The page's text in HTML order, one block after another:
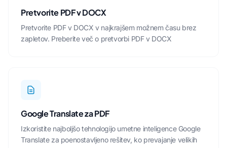
Pretvorite PDF v DOCX
Pretvorite PDF v DOCX v najkrajšem možnem času brez
zapletov. Preberite več o pretvorbi PDF v DOCX
Google Translate za PDF
Izkoristite najboljšo tehnologijo umetne inteligence Google
Translate za poenostavljeno rešitev, ko prevajanje velikih